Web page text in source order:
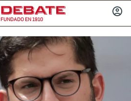
FUNDADO EN 1910